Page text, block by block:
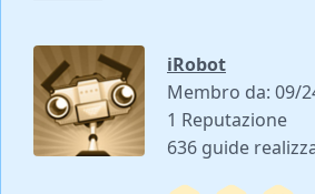
iRobot
Membro da: 09/
1 Reputazione
636 guide